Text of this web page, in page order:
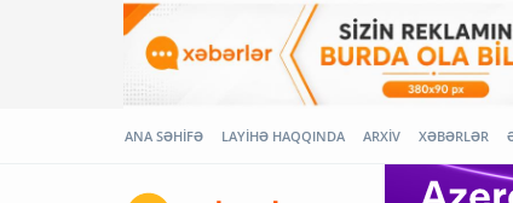
ANA SƏHİFƏ LAYİHƏ HAQQINDA ARXİV XƏBƏRLƏR